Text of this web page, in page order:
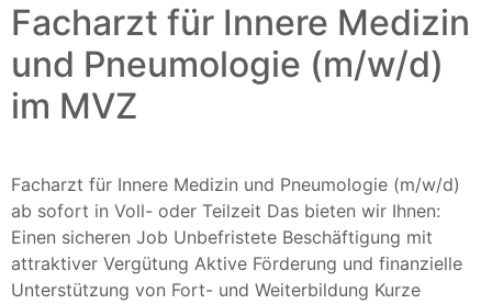
Facharzt für Innere Medizin
und Pneumologie (m/w/d)
im MVZ
Facharzt für Innere Medizin und Pneumologie (m/w/d)
ab sofort in Voll- oder Teilzeit Das bieten wir Ihnen:
Einen sicheren Job Unbefristete Beschäftigung mit
attraktiver Vergütung Aktive Förderung und finanzielle
Unterstützung von Fort- und Weiterbildung Kurze